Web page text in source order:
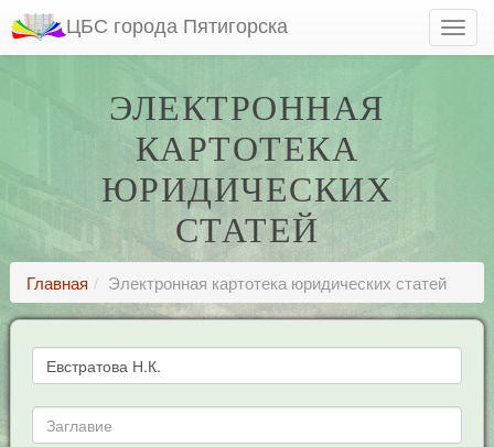
ЦБС города Пятигорска
ЭЛЕКТРОННАЯ
КАРТОТЕКА
ЮРИДИЧЕСКИХ
СТАТЕЙ
Главная Электронная картотека юридических статей